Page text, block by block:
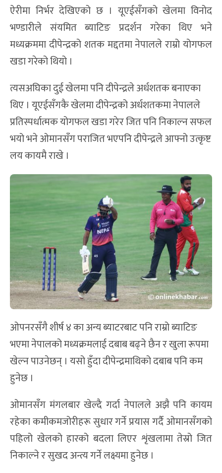
ऐरीमा निर्भर देखिएको छ । यूएईसँगको खेलमा विनोद
भण्डारीले संयमित ब्याटिङ प्रदर्शन गरेका थिए भने
मध्यक्रममा दीपेन्द्रको शतक मद्दतमा नेपालले राम्रो योगफल
खडा गरेको थियो ।
त्यसअघिका दुई खेलमा पनि दीपेन्द्रले अर्धशतक बनाएका
थिए । यूएईसँगकै खेलमा दीपेन्द्रको अर्धशतकमा नेपालले
प्रतिस्पर्धात्मक योगफल खडा गरेर जित पनि निकाल्न सफल
भयो भने ओमानसँग पराजित भएपनि दीपेन्द्रले आफ्नो उत्कृष्ट
लय कायमै राखे ।
ओपनरसँगै शीर्ष ४ का अन्य ब्याटरबाट पनि राम्रो ब्याटिङ
भएमा नेपालको मध्यक्रमलाई दबाब बढ्ने छैन र खुला रूपमा
खेल्न पाउनेछन् । यसो हुँदा दीपेन्द्रमाथिको दबाब पनि कम
हुनेछ ।
ओमानसँग मंगलबार खेल्दै गर्दा नेपालले अझै पनि कायम
रहेका कमीकमजोरीहरू सुधार गर्ने प्रयास गर्दै ओमानसँगको
पहिलो खेलको हारको बदला लिएर शृंखलामा तेस्रो जित
निकाल्ने र सुखद अन्त्य गर्ने लक्ष्यमा हुनेछ ।